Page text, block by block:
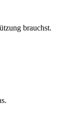
brauchst.